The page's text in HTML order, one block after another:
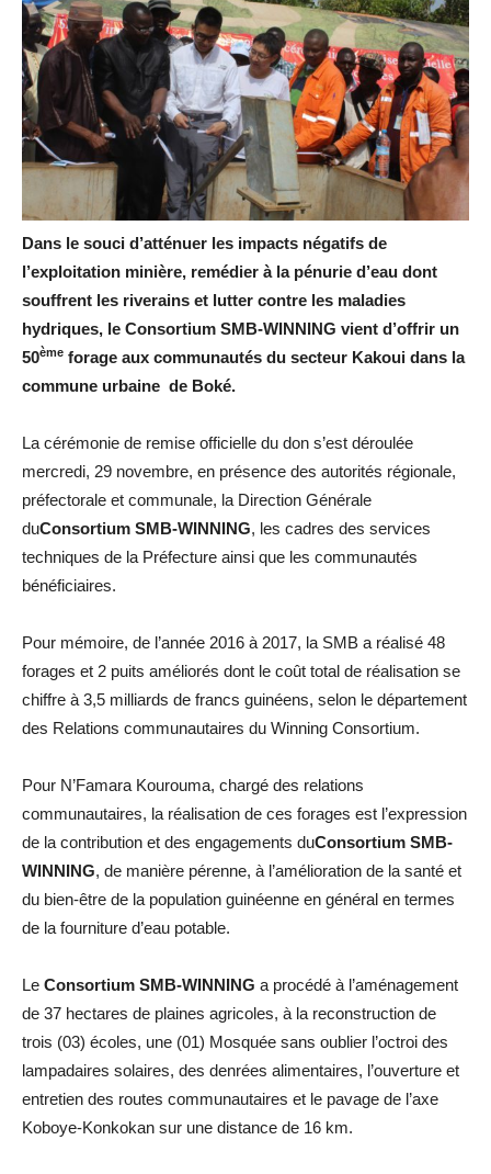
Dans le souci d’atténuer les impacts négatifs de
l’exploitation minière, remédier à la pénurie d’eau dont
souffrent les riverains et lutter contre les maladies
hydriques, le Consortium SMB-WINNING vient d’offrir un
50ème forage aux communautés du secteur Kakoui dans la
commune urbaine de Boké.
La cérémonie de remise officielle du don s’est déroulée
mercredi, 29 novembre, en présence des autorités régionale,
préfectorale et communale, la Direction Générale
duConsortium SMB-WINNING, les cadres des services
techniques de la Préfecture ainsi que les communautés
bénéficiaires.
Pour mémoire, de l’année 2016 à 2017, la SMB a réalisé 48
forages et 2 puits améliorés dont le coût total de réalisation se
chiffre à 3,5 milliards de francs guinéens, selon le département
des Relations communautaires du Winning Consortium.
Pour N’Famara Kourouma, chargé des relations
communautaires, la réalisation de ces forages est l’expression
de la contribution et des engagements duConsortium SMB-
WINNING, de manière pérenne, à l’amélioration de la santé et
du bien-être de la population guinéenne en général en termes
de la fourniture d’eau potable.
Le Consortium SMB-WINNING a procédé à l’aménagement
de 37 hectares de plaines agricoles, à la reconstruction de
trois (03) écoles, une (01) Mosquée sans oublier l’octroi des
lampadaires solaires, des denrées alimentaires, l’ouverture et
entretien des routes communautaires et le pavage de l’axe
Koboye-Konkokan sur une distance de 16 km.